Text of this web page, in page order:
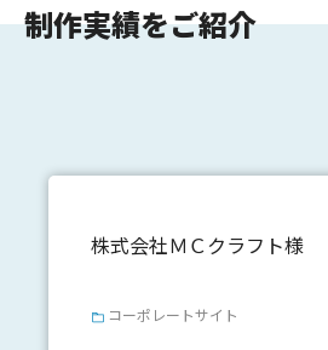
制作実績をご紹介
株式会社ＭＣクラフト様
コーポレートサイト